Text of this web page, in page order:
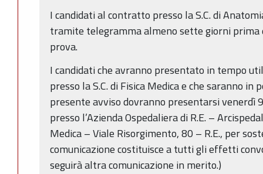
I candidati al contratto presso la S.C. di
tramite telegramma almeno sette giorni
prova.
I candidati che avranno presentato in tempo
presso la S.C. di Fisica Medica e che saranno
presente avviso dovranno presentarsi venerdì
presso l’Azienda Ospedaliera di R.E. –
Medica – Viale Risorgimento, 80 – R.E., per
comunicazione costituisce a tutti gli effetti
seguirà altra comunicazione in merito.)